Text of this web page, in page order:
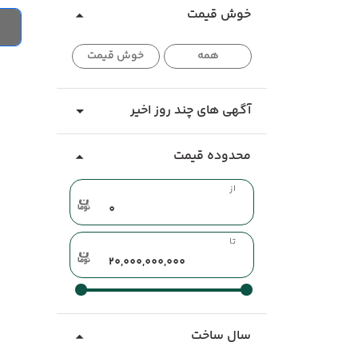
خوش قیمت
همه خوش قیمت
آگهی های چند روز اخیر
محدوده قیمت
از
تا
سال ساخت